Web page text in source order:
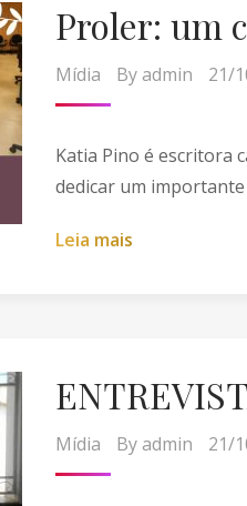
Proler: um
Mídia Byadmin 21/
Katia Pino é escritora
dedicar um
Leia mais
Mídia Byadmin 21/